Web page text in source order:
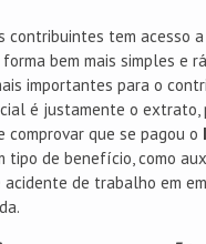
contribuintes tem acesso
bem mais simples e
importantes para o
é justamente o extrato,
comprovar que se pagou o
tipo de benefício, como
acidente de trabalho em